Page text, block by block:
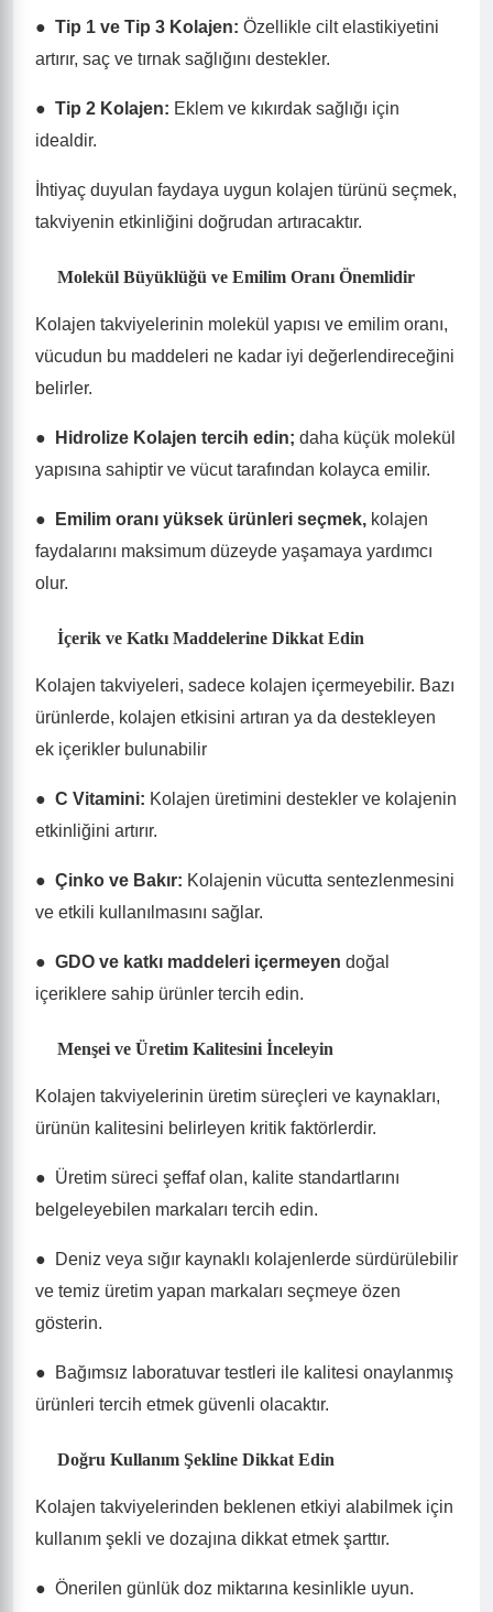
● Tip 1 ve Tip 3 Kolajen: Özellikle cilt elastikiyetini
artırır, saç ve tırnak sağlığını destekler.
● Tip 2 Kolajen: Eklem ve kıkırdak sağlığı için
idealdir.
İhtiyaç duyulan faydaya uygun kolajen türünü seçmek,
takviyenin etkinliğini doğrudan artıracaktır.
Molekül Büyüklüğü ve Emilim Oranı Önemlidir
Kolajen takviyelerinin molekül yapısı ve emilim oranı,
vücudun bu maddeleri ne kadar iyi değerlendireceğini
belirler.
● Hidrolize Kolajen tercih edin; daha küçük molekül
yapısına sahiptir ve vücut tarafından kolayca emilir.
● Emilim oranı yüksek ürünleri seçmek, kolajen
faydalarını maksimum düzeyde yaşamaya yardımcı
olur.
İçerik ve Katkı Maddelerine Dikkat Edin
Kolajen takviyeleri, sadece kolajen içermeyebilir. Bazı
ürünlerde, kolajen etkisini artıran ya da destekleyen
ek içerikler bulunabilir
● C Vitamini: Kolajen üretimini destekler ve kolajenin
etkinliğini artırır.
● Çinko ve Bakır: Kolajenin vücutta sentezlenmesini
ve etkili kullanılmasını sağlar.
● GDO ve katkı maddeleri içermeyen doğal
içeriklere sahip ürünler tercih edin.
Menşei ve Üretim Kalitesini İnceleyin
Kolajen takviyelerinin üretim süreçleri ve kaynakları,
ürünün kalitesini belirleyen kritik faktörlerdir.
● Üretim süreci şeffaf olan, kalite standartlarını
belgeleyebilen markaları tercih edin.
●
Deniz veya sığır kaynaklı kolajenlerde sürdürülebilir
ve temiz üretim yapan markaları seçmeye özen
gösterin.
●
Bağımsız laboratuvar testleri ile kalitesi onaylanmış
ürünleri tercih etmek güvenli olacaktır.
Doğru Kullanım Şekline Dikkat Edin
Kolajen takviyelerinden beklenen etkiyi alabilmek için
kullanım şekli ve dozajına dikkat etmek şarttır.
● Önerilen günlük doz miktarına kesinlikle uyun.